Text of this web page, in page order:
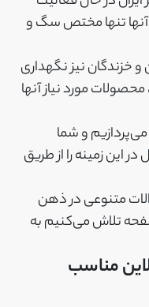
آنها تنها مختص سگ و
و خزندگان نیز نگهداری
مورد نیاز آنها
و شما
این زمینه را از طریق
متنوعی در ذهن
تلاش می‌کنیم به
مناسب